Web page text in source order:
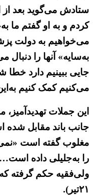
ستادش می‌گوید بعد از
کردم و به او گفتم ما
می‌خواهیم به دولت
به‌سایه» آنها را
جایی ببینیم دارد
می‌کنیم کمک کنیم
این جملات
جانب باند مقابل شده
مغلوب گفته است
را به‌جلیلی داده
ولی‌فقیه حکم گرفته
۲۱تیر).